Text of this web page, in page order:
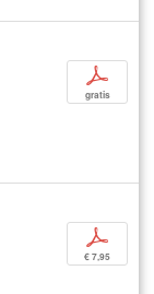
p
gratis
p
€ 7,95